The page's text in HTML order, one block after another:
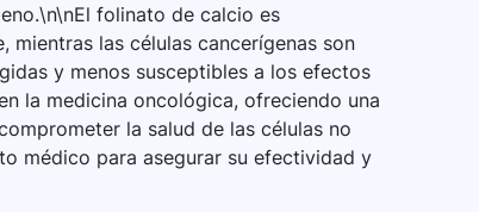
folinato de calcio es
mientras las células cancerígenas son
y menos susceptibles a los efectos
la medicina oncológica, ofreciendo una
la salud de las células no
médico para asegurar su efectividad y